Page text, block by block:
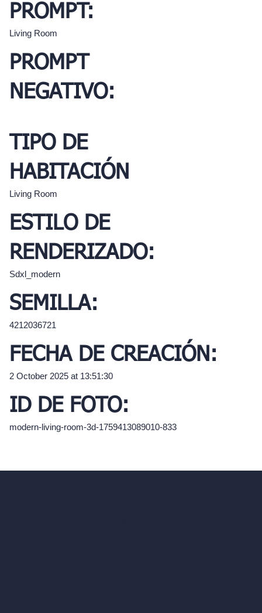
PROMPT:
Living Room
PROMPT
NEGATIVO:
TIPO DE
HABITACIÓN
Living Room
ESTILO DE
RENDERIZADO:
Sdxl_modern
SEMILLA:
4212036721
FECHA DE CREACIÓN:
2 October 2025 at 13:51:30
ID DE FOTO:
modern-living-room-3d-1759413089010-833